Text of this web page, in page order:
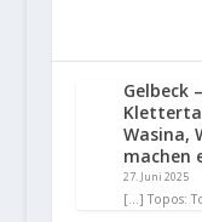
Gelbeck
Wasina,
machen
27. Juni 2025
[…] Topos: